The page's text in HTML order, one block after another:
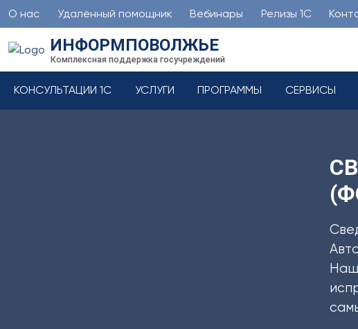
О нас Удалённый помощник Вебинары Релизы 1С
ИНФОРМПОВОЛЖЬЕ
Комплексная поддержка госучреждений
КОНСУЛЬТАЦИИ 1С УСЛУГИ ПРОГРАММЫ СЕРВИСЫ